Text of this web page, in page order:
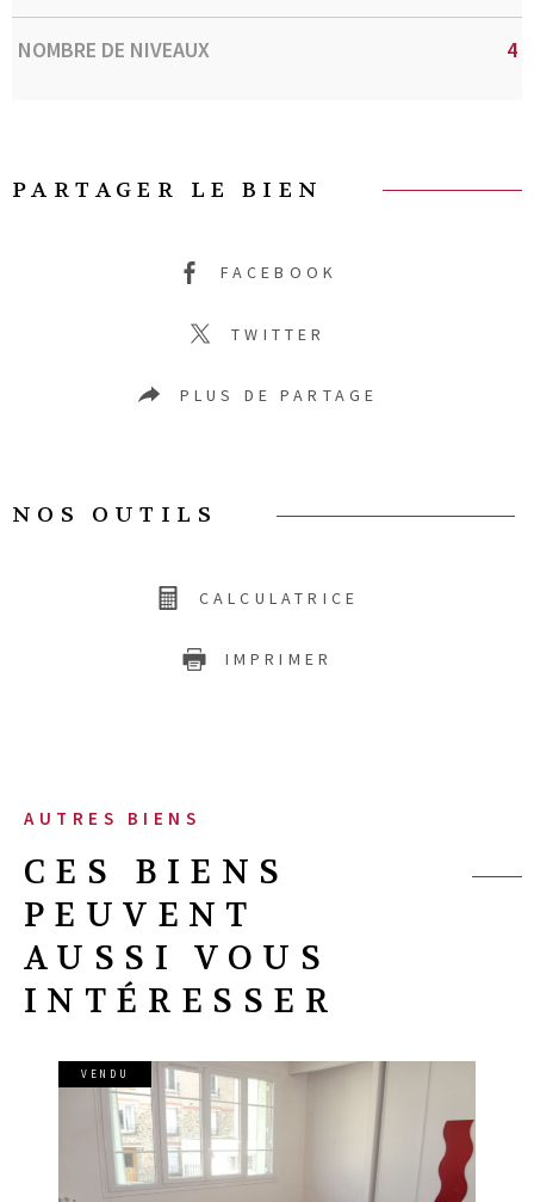
NOMBRE DE NIVEAUX 4
PARTAGER LE BIEN
FACEBOOK
TWITTER
PLUS DE PARTAGE
NOS OUTILS
CALCULATRICE
IMPRIMER
AUTRES BIENS
CES BIENS
PEUVENT
AUSSI VOUS
INTÉRESSER
VENDU
VOIR LE BIEN